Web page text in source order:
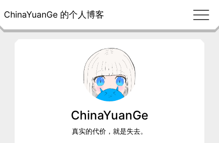
ChinaYuanGe 的个人博客
ChinaYuanGe
真实的代价，就是失去。